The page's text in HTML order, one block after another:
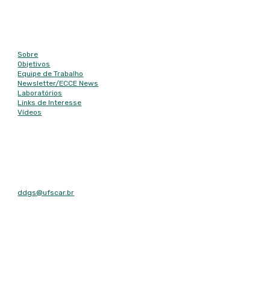
Sobre
Objetivos
Equipe de Trabalho
Newsletter/ECCE News
Laboratórios
Links de Interesse
Vídeos
ddgs@ufscar.br